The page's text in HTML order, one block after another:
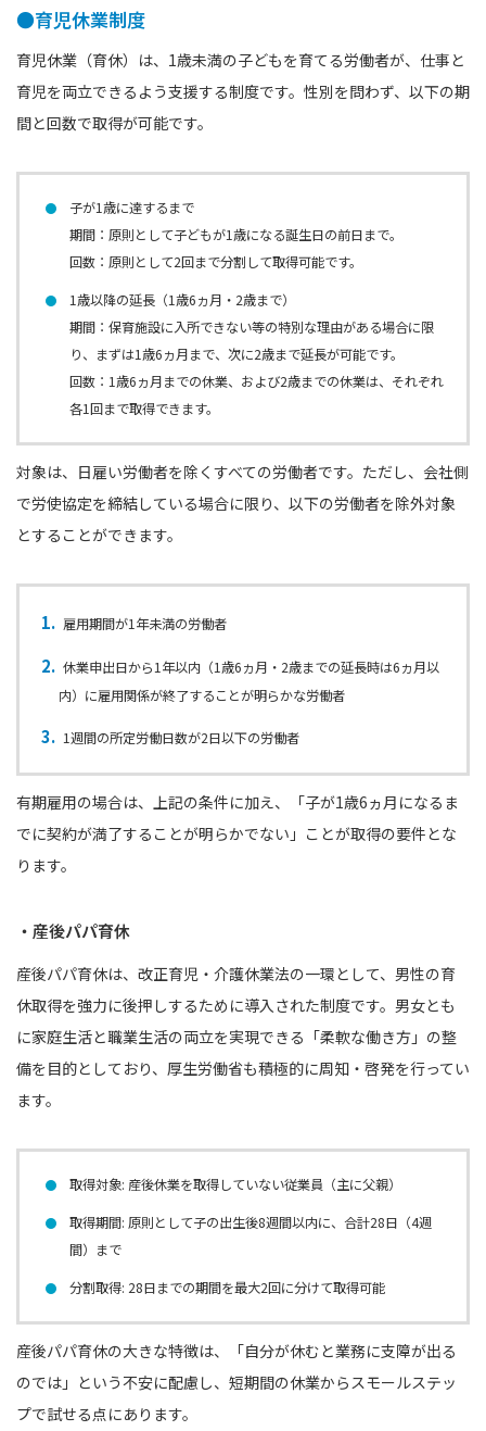
●育児休業制度
育児休業（育休）は、1歳未満の子どもを育てる労働者が、仕事と
育児を両立できるよう支援する制度です。性別を問わず、以下の期
間と回数で取得が可能です。
子が1歳に達するまで
期間：原則として子どもが1歳になる誕生日の前日まで。
回数：原則として2回まで分割して取得可能です。
1歳以降の延長（1歳6ヵ月・2歳まで）
期間：保育施設に入所できない等の特別な理由がある場合に限
り、まずは1歳6ヵ月まで、次に2歳まで延長が可能です。
回数：1歳6ヵ月までの休業、および2歳までの休業は、それぞれ
各1回まで取得できます。
対象は、日雇い労働者を除くすべての労働者です。ただし、会社側
で労使協定を締結している場合に限り、以下の労働者を除外対象
とすることができます。
雇用期間が1年未満の労働者
休業申出日から1年以内（1歳6ヵ月・2歳までの延長時は6ヵ月以
内）に雇用関係が終了することが明らかな労働者
1週間の所定労働日数が2日以下の労働者
有期雇用の場合は、上記の条件に加え、「子が1歳6ヵ月になるま
でに契約が満了することが明らかでない」ことが取得の要件とな
ります。
・産後パパ育休
産後パパ育休は、改正育児・介護休業法の一環として、男性の育
休取得を強力に後押しするために導入された制度です。男女とも
に家庭生活と職業生活の両立を実現できる「柔軟な働き方」の整
備を目的としており、厚生労働省も積極的に周知・啓発を行ってい
ます。
取得対象: 産後休業を取得していない従業員（主に父親）
取得期間: 原則として子の出生後8週間以内に、合計28日（4週
間）まで
分割取得: 28日までの期間を最大2回に分けて取得可能
産後パパ育休の大きな特徴は、「自分が休むと業務に支障が出る
のでは」という不安に配慮し、短期間の休業からスモールステッ
プで試せる点にあります。